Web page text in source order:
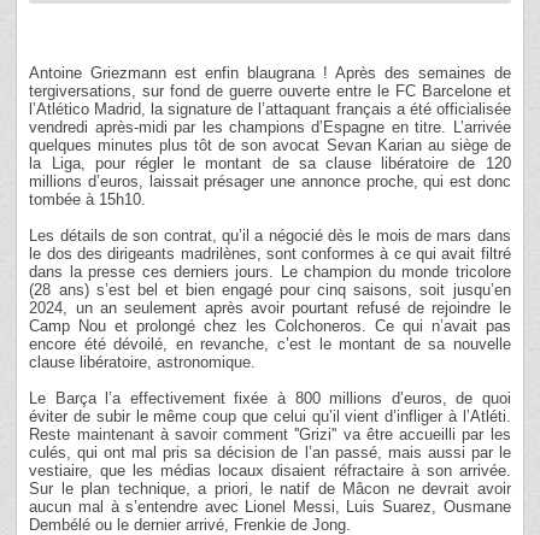
Antoine Griezmann est enfin blaugrana ! Après des semaines de
tergiversations, sur fond de guerre ouverte entre le FC Barcelone et
l’Atlético Madrid, la signature de l’attaquant français a été officialisée
vendredi après-midi par les champions d’Espagne en titre. L’arrivée
quelques minutes plus tôt de son avocat Sevan Karian au siège de
la Liga, pour régler le montant de sa clause libératoire de 120
millions d’euros, laissait présager une annonce proche, qui est donc
tombée à 15h10.
Les détails de son contrat, qu’il a négocié dès le mois de mars dans
le dos des dirigeants madrilènes, sont conformes à ce qui avait filtré
dans la presse ces derniers jours. Le champion du monde tricolore
(28 ans) s’est bel et bien engagé pour cinq saisons, soit jusqu’en
2024, un an seulement après avoir pourtant refusé de rejoindre le
Camp Nou et prolongé chez les Colchoneros. Ce qui n’avait pas
encore été dévoilé, en revanche, c’est le montant de sa nouvelle
clause libératoire, astronomique.
Le Barça l’a effectivement fixée à 800 millions d’euros, de quoi
éviter de subir le même coup que celui qu’il vient d’infliger à l’Atléti.
Reste maintenant à savoir comment ''Grizi'' va être accueilli par les
culés, qui ont mal pris sa décision de l’an passé, mais aussi par le
vestiaire, que les médias locaux disaient réfractaire à son arrivée.
Sur le plan technique, a priori, le natif de Mâcon ne devrait avoir
aucun mal à s’entendre avec Lionel Messi, Luis Suarez, Ousmane
Dembélé ou le dernier arrivé, Frenkie de Jong.